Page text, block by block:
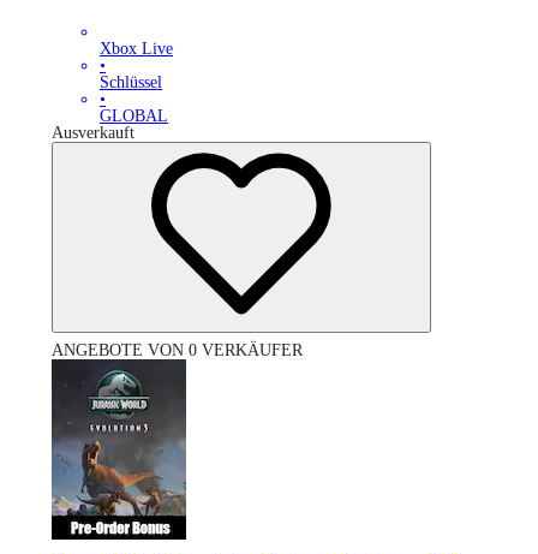
Xbox Live
•
Schlüssel
•
GLOBAL
Ausverkauft
ANGEBOTE VON 0 VERKÄUFER